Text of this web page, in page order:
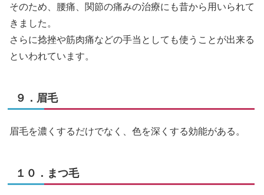
そのため、腰痛、関節の痛みの治療にも昔から用いられて
きました。
さらに捻挫や筋肉痛などの手当としても使うことが出来る
といわれています。
９．眉毛
眉毛を濃くするだけでなく、色を深くする効能がある。
１０．まつ毛